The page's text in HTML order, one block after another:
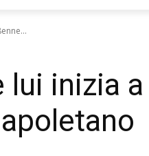
inizia